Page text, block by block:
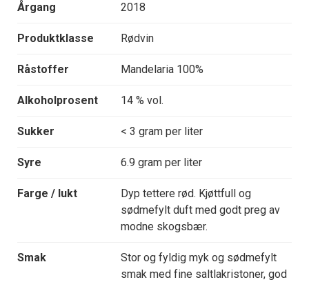
Årgang 2018
Produktklasse Rødvin
Råstoffer Mandelaria 100%
Alkoholprosent 14 % vol.
Sukker < 3 gram per liter
Syre 6.9 gram per liter
Farge / lukt
Dyp tettere rød. Kjøttfull og
sødmefylt duft med godt preg av
modne skogsbær.
Smak
Stor og fyldig myk og sødmefylt
smak med fine saltlakristoner, god